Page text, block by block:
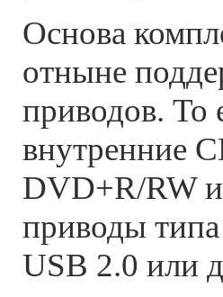
Основа
отныне
приводов. То
внутренние
DVD+R/RW
приводы
USB 2.0 или